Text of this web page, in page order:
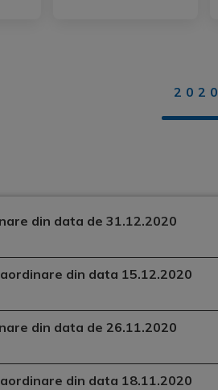
2020
din data de 31.12.2020
din data 15.12.2020
din data de 26.11.2020
din data 18.11.2020